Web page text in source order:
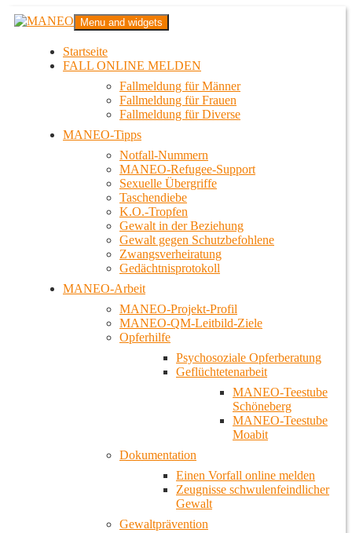
Zum
InhaltMANEO
Das schwule Anti-Gewalt-Projekt in Berlin
Menu and widgets
Startseite
FALL ONLINE MELDEN
Fallmeldung für Männer
Fallmeldung für Frauen
Fallmeldung für Diverse
MANEO-Tipps
Notfall-Nummern
MANEO-Refugee-Support
Sexuelle Übergriffe
Taschendiebe
K.O.-Tropfen
Gewalt in der Beziehung
Gewalt gegen Schutzbefohlene
Zwangsverheiratung
Gedächtnisprotokoll
MANEO-Arbeit
MANEO-Projekt-Profil
MANEO-QM-Leitbild-Ziele
Opferhilfe
Psychosoziale Opferberatung
Geflüchtetenarbeit
MANEO-Teestube
Schöneberg
MANEO-Teestube
Moabit
Dokumentation
Einen Vorfall online melden
Zeugnisse schwulenfeindlicher
Gewalt
Gewaltprävention